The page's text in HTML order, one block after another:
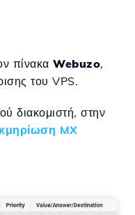
πίνακα Webuzo,
του VPS.
διακομιστή, στην
MX